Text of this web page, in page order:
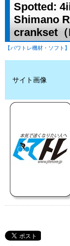
Spotted:
Shimano
crankset
【パワトレ機材・ソフト】
サイト画像